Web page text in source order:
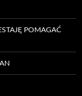
POMAGAĆ